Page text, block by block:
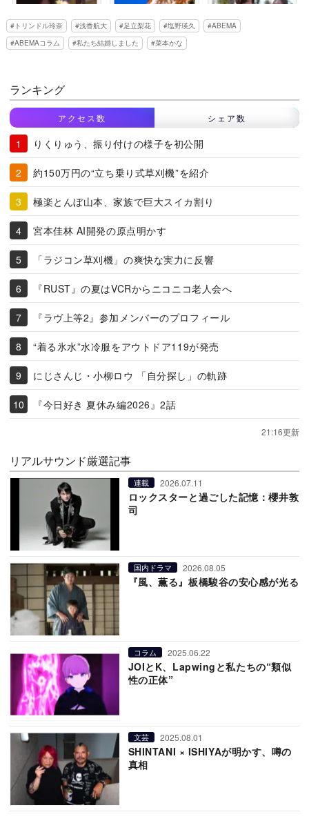
トリンドル玲奈 浅香航大 足立梨花 塩野瑛久
ABEMA
ABEMAコラム
私たち結婚しました 菜本かな
ランキング
アクセス数 シェア数
りくりゅう、振り付けの様子を初公開
約150万円の“立ち乗り式草刈機”を紹介
極楽とんぼ山本、家族で巨大スイカ割り
宮本佳林 AI開発の原点明かす
「ラジコン草刈機」の爽快な実力に反響
『RUST』の夏はVCRからニコニコ老人会へ
『ラヴ上等2』参加メンバーのプロフィール
“着る氷水”水冷服をアウトドア119が発売
にじさんじ・小柳ロウ 「自分探し」の軌跡
『今日好き 夏休み編2026』2話
21:16更新
リアルサウンド厳選記事
連載 2026.07.11
ロックスターと過ごした記憶：櫻井敦
司
国内ドラマ 2026.08.05
『風、薫る』板橋駿谷の安心感が光る
コラム 2025.06.22
JOIとK、Lapwingと私たちの“類似
性の正体”
文芸 2025.08.01
SHINTANI × ISHIYAが明かす、噂の
真相